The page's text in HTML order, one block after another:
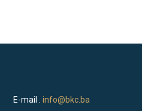
E-mail . info@bkc.ba